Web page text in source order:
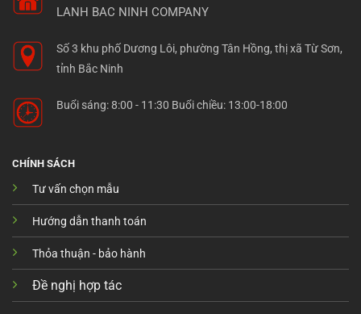
LANH BAC NINH COMPANY
Số 3 khu phố Dương Lôi, phường Tân Hồng, thị xã Từ Sơn,
tỉnh Bắc Ninh
Buổi sáng: 8:00 - 11:30 Buổi chiều: 13:00-18:00
CHÍNH SÁCH
Tư vấn chọn mẫu
Hướng dẫn thanh toán
Thỏa thuận - bảo hành
Đề nghị hợp tác